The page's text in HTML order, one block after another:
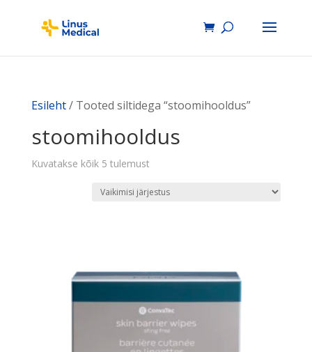
Esileht/ Tooted siltidega “stoomihooldus”
stoomihooldus
Kuvatakse kõik 5 tulemust